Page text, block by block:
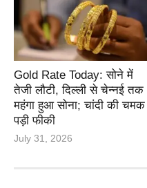
Gold Rate Today: सोने में
तेजी लौटी, दिल्ली से चेन्नई तक
महंगा हुआ सोना; चांदी की चमक
पड़ी फीकी
July 31, 2026